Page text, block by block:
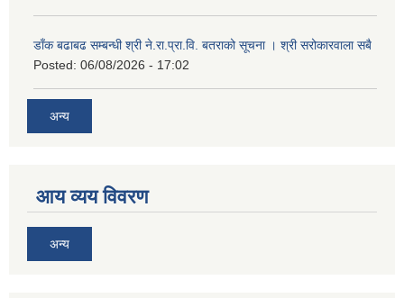
डाँक बढाबढ सम्बन्धी श्री ने.रा.प्रा.वि. बतराको सूचना । श्री सरोकारवाला सबै
Posted: 06/08/2026 - 17:02
अन्य
आय व्यय विवरण
अन्य